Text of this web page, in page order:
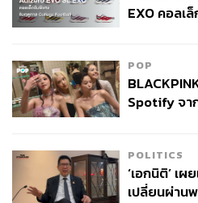
EXO คอลเ
POP
Spotify จา
POLITICS
‘เอกนิติ’ เ
เปลี่ยนผ่าน